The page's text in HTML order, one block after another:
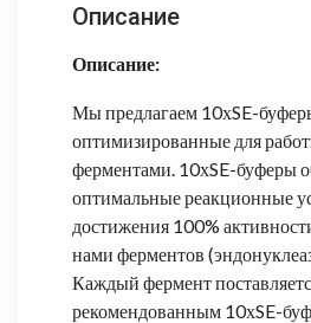
Описание
Описание:
Мы предлагаем 10хSE-
оптимизированные для
ферментами. 10хSE-буферы
оптимальные реакционные
достижения 100%
нами ферментов
Каждый фермент
рекомендованным 10хSE-